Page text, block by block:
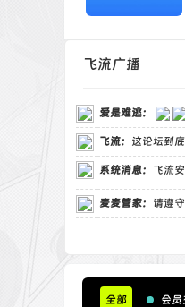
飞流广播
爱是难逃：
飞流： 这论坛到
系统消息： 飞流
麦麦管家： 请遵
全部 会员